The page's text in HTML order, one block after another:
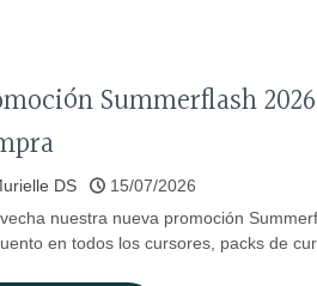
Summerflash
DS
15/07/2026
nuestra nueva promoción
en todos los cursores, packs de